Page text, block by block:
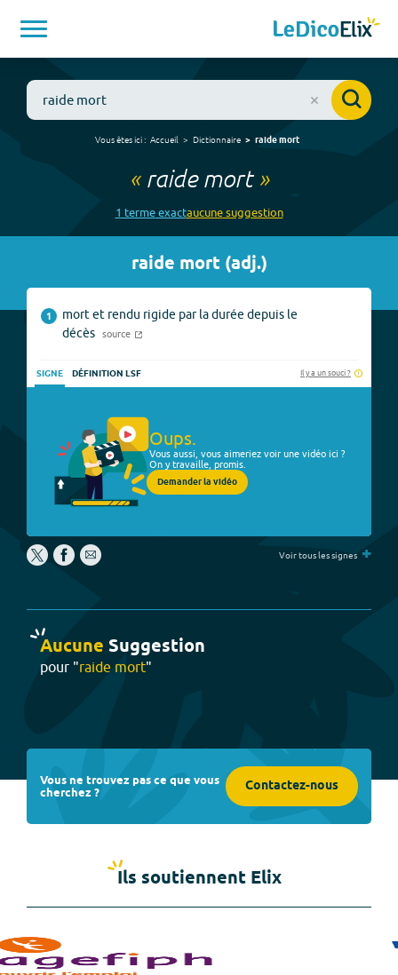
Vous êtes ici : Accueil Dictionnaire raide mort
« raide mort»
1 termeexactaucunesuggestion
raide mort(adj.)
1
mort et rendu rigide par la durée depuis le
décès
source
SIGNE DÉFINITION LSF Il y a un souci ?
Oups.
Vous aussi, vous aimeriez voir une vidéo ici ?
On y travaille, promis.
Demander la vidéo
Voir tous les signes +
Aucune Suggestion
pour "raide mort"
Vous ne trouvez pas ce que vous
cherchez ? Contactez-nous
Ils soutiennent Elix